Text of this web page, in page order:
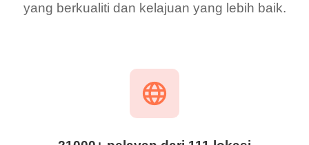
yang berkualiti dan kelajuan yang lebih baik.